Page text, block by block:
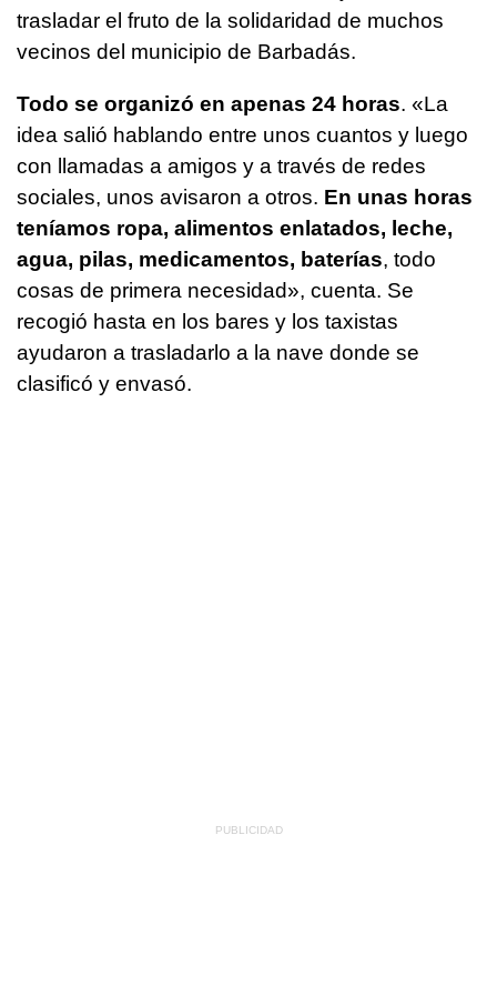
trasladar el fruto de la solidaridad de muchos
vecinos del municipio de Barbadás.
Todo se organizó en apenas 24 horas. «La
idea salió hablando entre unos cuantos y luego
con llamadas a amigos y a través de redes
sociales, unos avisaron a otros. En unas horas
teníamos ropa, alimentos enlatados, leche,
agua, pilas, medicamentos, baterías, todo
cosas de primera necesidad», cuenta. Se
recogió hasta en los bares y los taxistas
ayudaron a trasladarlo a la nave donde se
clasificó y envasó.